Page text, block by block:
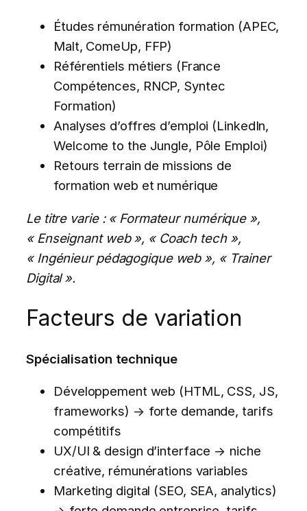
Études rémunération formation (APEC,
Malt, ComeUp, FFP)
Référentiels métiers (France
Compétences, RNCP, Syntec
Formation)
Analyses d’offres d’emploi (LinkedIn,
Welcome to the Jungle, Pôle Emploi)
Retours terrain de missions de
formation web et numérique
Le titre varie : « Formateur numérique »,
« Enseignant web », « Coach tech »,
« Ingénieur pédagogique web », « Trainer
Digital ».
Facteurs de variation
Spécialisation technique
Développement web (HTML, CSS, JS,
frameworks) → forte demande, tarifs
compétitifs
UX/UI & design d’interface → niche
créative, rémunérations variables
Marketing digital (SEO, SEA, analytics)